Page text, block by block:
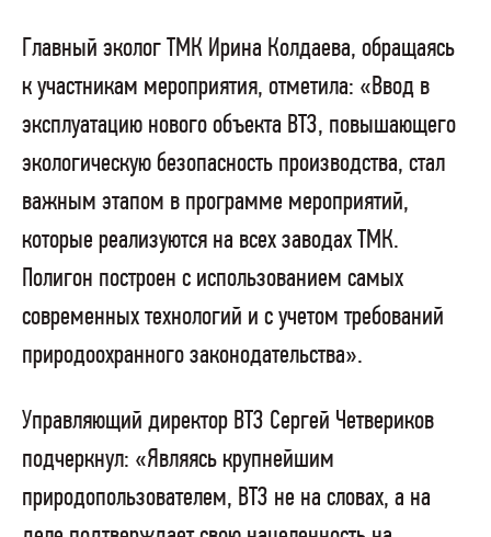
Главный эколог ТМК Ирина Колдаева, обращаясь
к участникам мероприятия, отметила: «Ввод в
эксплуатацию нового объекта ВТЗ, повышающего
экологическую безопасность производства, стал
важным этапом в программе мероприятий,
которые реализуются на всех заводах ТМК.
Полигон построен с использованием самых
современных технологий и с учетом требований
природоохранного законодательства».
Управляющий директор ВТЗ Сергей Четвериков
подчеркнул: «Являясь крупнейшим
природопользователем, ВТЗ не на словах, а на